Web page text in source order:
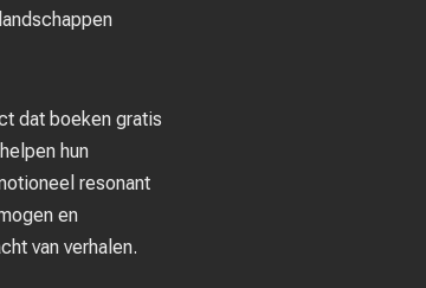
dat boeken gratis
hun
resonant
en
van verhalen.